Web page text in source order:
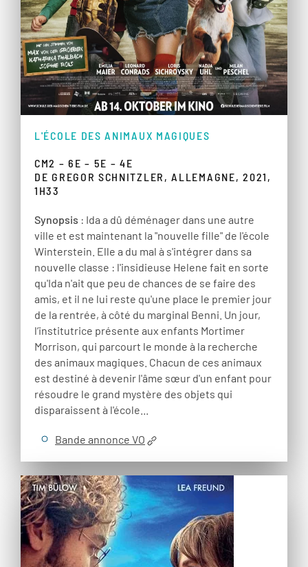
L'ÉCOLE DES ANIMAUX MAGIQUES
CM2 – 6E – 5E – 4E
DE GREGOR SCHNITZLER, ALLEMAGNE, 2021,
1H33
Synopsis : Ida a dû déménager dans une autre
ville et est maintenant la "nouvelle fille" de l'école
Winterstein. Elle a du mal à s'intégrer dans sa
nouvelle classe : l'insidieuse Helene fait en sorte
qu'Ida n'ait que peu de chances de se faire des
amis, et il ne lui reste qu'une place le premier jour
de la rentrée, à côté du marginal Benni. Un jour,
l’institutrice présente aux enfants Mortimer
Morrison, qui parcourt le monde à la recherche
des animaux magiques. Chacun de ces animaux
est destiné à devenir l'âme sœur d'un enfant pour
résoudre le grand mystère des objets qui
disparaissent à l'école...
Bande annonce VO